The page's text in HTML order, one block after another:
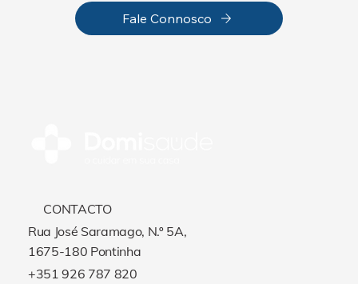
Fale Connosco
CONTACTO
Rua José Saramago, N.º 5A,
1675-180 Pontinha
+351 926 787 820